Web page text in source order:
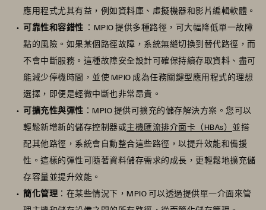
應用程式尤其有益，例如資料庫、虛擬機器和影片編輯軟體。
可靠性和容錯性 ：MPIO 提供多種路徑，可大幅降低單一故障
點的風險。如果某個路徑故障，系統無縫切換到替代路徑，而
不會中斷服務。這種故障安全設計可確保持續存取資料、盡可
能減少停機時間，並使 MPIO 成為任務關鍵型應用程式的理想
選擇，即便是輕微中斷也非常昂貴。
可擴充性與彈性 ：MPIO 提供可擴充的儲存解決方案。您可以
輕鬆新增新的儲存控制器或主機匯流排介面卡（HBAs） 並搭
配其他路徑，系統會自動整合這些路徑，以提升效能和備援
性。這樣的彈性可隨著資料儲存需求的成長，更輕鬆地擴充儲
存容量並提升效能。
簡化管理 ：在某些情況下，MPIO 可以透過提供單一介面來管